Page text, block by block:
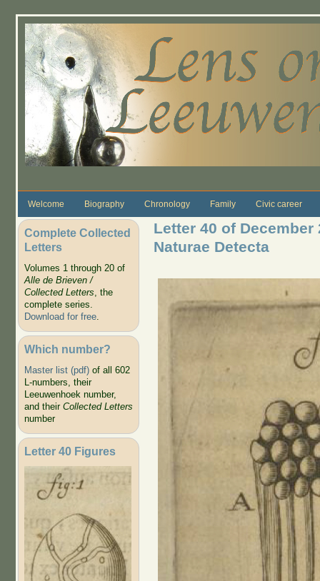
Welcome Biography Chronology Family Civic career
Complete Collected
Letters
Volumes 1 through 20 of
Alle de Brieven /
Collected Letters, the
complete series.
Download for free.
Which number?
Master list (pdf)of all 602
L-numbers, their
Leeuwenhoek number,
and their Collected Letters
number
Letter 40 Figures
Letter 40 of December
Naturae Detecta